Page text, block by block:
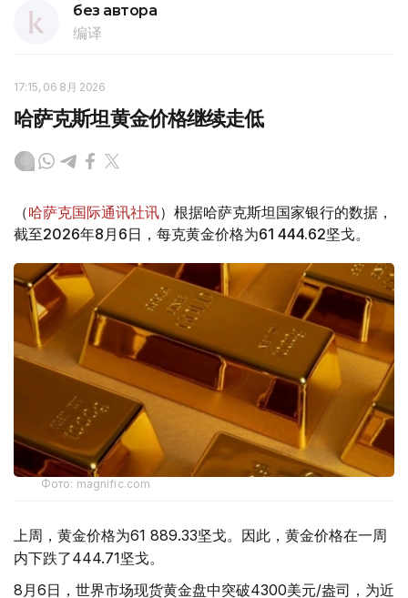
без автора
编译
17:15, 06 8月 2026
哈萨克斯坦黄金价格继续走低
（哈萨克国际通讯社讯）根据哈萨克斯坦国家银行的数据，
截至2026年8月6日，每克黄金价格为61 444.62坚戈。
Фото: magnific.com
上周，黄金价格为61 889.33坚戈。因此，黄金价格在一周
内下跌了444.71坚戈。
8月6日，世界市场现货黄金盘中突破4300美元/盎司，为近